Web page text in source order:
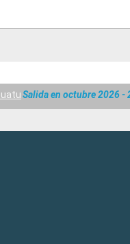
Salida en octubre 2026 -